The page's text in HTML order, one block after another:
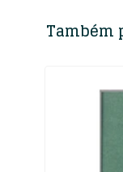
Também